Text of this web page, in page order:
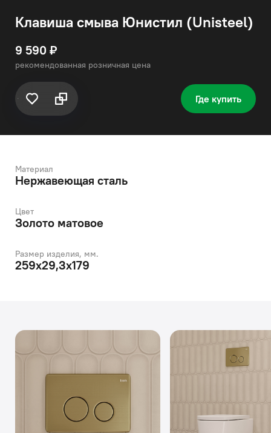
Клавиша смыва Юнистил (Unisteel)
9 590 ₽
рекомендованная розничная цена
Где купить
Материал
Нержавеющая сталь
Цвет
Золото матовое
Размер изделия, мм.
259х29,3х179